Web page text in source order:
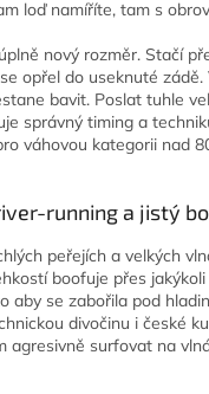
loď namíříte, tam s
nový rozměr. Stačí
opřel do useknuté
bavit. Poslat tuhle
správný timing a
váhovou kategorii nad
running a jistý
peřejích a velkých
boofuje přes
aby se zabořila pod
divočinu i české
agresivně surfovat na